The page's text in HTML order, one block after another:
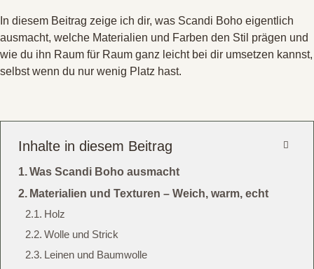
In diesem Beitrag zeige ich dir, was Scandi Boho eigentlich
ausmacht, welche Materialien und Farben den Stil prägen und
wie du ihn Raum für Raum ganz leicht bei dir umsetzen kannst,
selbst wenn du nur wenig Platz hast.
Inhalte in diesem Beitrag
Was Scandi Boho ausmacht
Materialien und Texturen – Weich, warm, echt
Holz
Wolle und Strick
Leinen und Baumwolle